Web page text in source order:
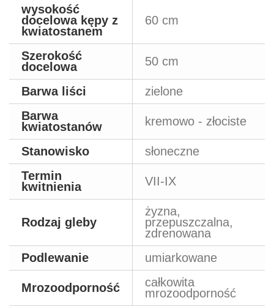
wysokość
docelowa kępy z
kwiatostanem
60 cm
Szerokość
docelowa
50 cm
Barwa liści
zielone
Barwa
kwiatostanów
kremowo - złociste
Stanowisko
słoneczne
Termin
kwitnienia
VII-IX
Rodzaj gleby
żyzna,
przepuszczalna,
zdrenowana
Podlewanie
umiarkowane
Mrozoodporność
całkowita
mrozoodporność